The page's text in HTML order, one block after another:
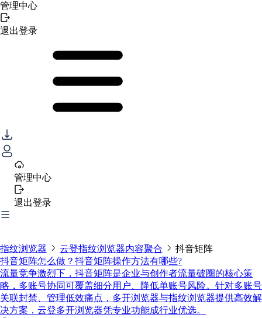
管理中心
退出登录
管理中心
退出登录
指纹浏览器 云登指纹浏览器内容聚合
抖音矩阵
抖音矩阵怎么做？抖音矩阵操作方法有哪些?
流量竞争激烈下，抖音矩阵是企业与创作者流量破圈的核心策
略，多账号协同可覆盖细分用户、降低单账号风险。针对多账号
关联封禁、管理低效痛点，多开浏览器与指纹浏览器提供高效解
决方案，云登多开浏览器凭专业功能成行业优选。